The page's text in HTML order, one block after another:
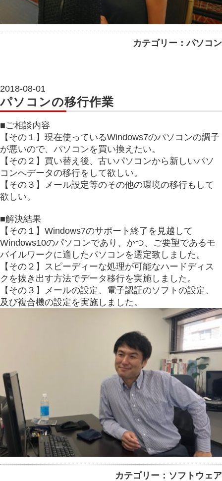
カテゴリー：パソコン
2018-08-01
パソコンの移行作業
■ご相談内容
【その１】現在使っているWindows7のパソコンの調子
が悪いので、パソコンを買い換えたい。
【その２】買い替え後、古いパソコンから新しいパソ
コンへデータの移行をして欲しい。
【その３】メール設定等のその他の環境の移行もして
欲しい。
■解決結果
【その１】Windows7のサポート終了を見越して
Windows10のパソコンであり、かつ、ご要望であるモ
バイルワークに適したパソコンを選定致しました。
【その２】スピーディーな処理が可能なハードディス
クを抜き出す方法でデータ移行を実施しました。
【その３】メールの設定、電子認証のソフトの設定、
及び複合機の設定を実施しました。
カテゴリー：ソフトウェア